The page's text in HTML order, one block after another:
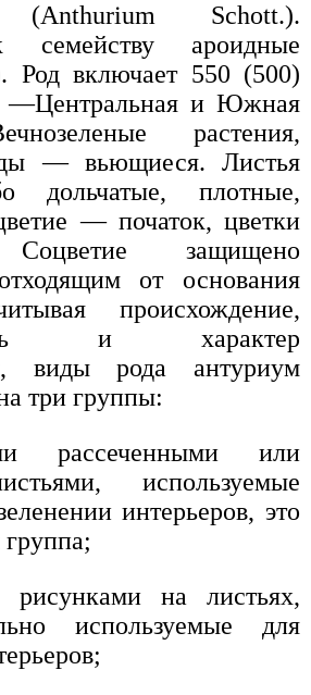
Schott.).
семейству ароидные
Род включает 550 (500)
—Центральная и Южная
растения,
— вьющиеся. Листья
дольчатые, плотные,
— початок, цветки
Соцветие защищено
от основания
происхождение,
и характер
виды рода антуриум
три группы:
рассеченными или
используемые
интерьеров, это
на листьях,
используемые для